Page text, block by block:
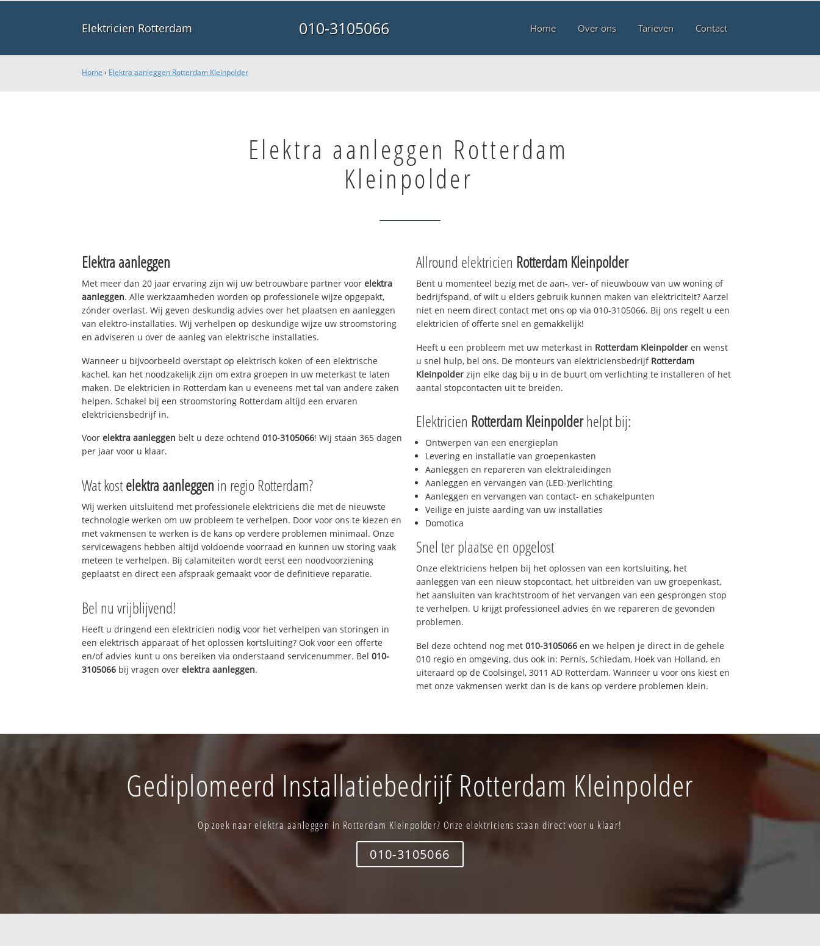
Elektricien Rotterdam 010-3105066 Home Over ons Tarieven Contact
Home › Elektra aanleggen Rotterdam Kleinpolder
Elektra aanleggen Rotterdam
Kleinpolder
Elektra aanleggen
Met meer dan 20 jaar ervaring zijn wij uw betrouwbare partner voorelektra
aanleggen. Alle werkzaamheden worden op professionele wijze opgepakt,
zónder overlast. Wij geven deskundig advies over het plaatsen en aanleggen
van elektro-installaties. Wij verhelpen op deskundige wijze uw stroomstoring
en adviseren u over de aanleg van elektrische installaties.
Wanneer u bijvoorbeeld overstapt op elektrisch koken of een elektrische
kachel, kan het noodzakelijk zijn om extra groepen in uw meterkast te laten
maken. De elektricien in Rotterdam kan u eveneens met tal van andere zaken
helpen. Schakel bij een stroomstoring Rotterdam altijd een ervaren
elektriciensbedrijf in.
Voorelektra aanleggen belt u deze ochtend010-3105066! Wij staan 365 dagen
per jaar voor u klaar.
Wat kostelektra aanleggen in regio Rotterdam?
Wij werken uitsluitend met professionele elektriciens die met de nieuwste
technologie werken om uw probleem te verhelpen. Door voor ons te kiezen en
met vakmensen te werken is de kans op verdere problemen minimaal. Onze
servicewagens hebben altijd voldoende voorraad en kunnen uw storing vaak
meteen te verhelpen. Bij calamiteiten wordt eerst een noodvoorziening
geplaatst en direct een afspraak gemaakt voor de definitieve reparatie.
Bel nu vrijblijvend!
Heeft u dringend een elektricien nodig voor het verhelpen van storingen in
een elektrisch apparaat of het oplossen kortsluiting? Ook voor een offerte
en/of advies kunt u ons bereiken via onderstaand servicenummer. Bel010-
3105066 bij vragen overelektra aanleggen.
Allround elektricien Rotterdam Kleinpolder
Bent u momenteel bezig met de aan-, ver- of nieuwbouw van uw woning of
bedrijfspand, of wilt u elders gebruik kunnen maken van elektriciteit? Aarzel
niet en neem direct contact met ons op via 010-3105066. Bij ons regelt u een
elektricien of offerte snel en gemakkelijk!
Heeft u een probleem met uw meterkast in Rotterdam Kleinpolder en wenst
u snel hulp, bel ons. De monteurs van elektriciensbedrijf Rotterdam
Kleinpolder zijn elke dag bij u in de buurt om verlichting te installeren of het
aantal stopcontacten uit te breiden.
Elektricien Rotterdam Kleinpolderhelpt bij:
Ontwerpen van een energieplan
Levering en installatie van groepenkasten
Aanleggen en repareren van elektraleidingen
Aanleggen en vervangen van (LED-)verlichting
Aanleggen en vervangen van contact- en schakelpunten
Veilige en juiste aarding van uw installaties
Domotica
Snel ter plaatse en opgelost
Onze elektriciens helpen bij het oplossen van een kortsluiting, het
aanleggen van een nieuw stopcontact, het uitbreiden van uw groepenkast,
het aansluiten van krachtstroom of het vervangen van een gesprongen stop
te verhelpen. U krijgt professioneel advies én we repareren de gevonden
problemen.
Bel deze ochtend nog met 010-3105066 en we helpen je direct in de gehele
010 regio en omgeving, dus ook in: Pernis, Schiedam, Hoek van Holland, en
uiteraard op de Coolsingel, 3011 AD Rotterdam. Wanneer u voor ons kiest en
met onze vakmensen werkt dan is de kans op verdere problemen klein.
Gediplomeerd Installatiebedrijf Rotterdam Kleinpolder
Op zoek naar elektra aanleggen in Rotterdam Kleinpolder? Onze elektriciens staan direct voor u klaar!
010-3105066